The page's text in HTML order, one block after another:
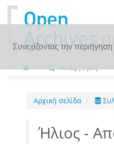
Συνεχίζοντας την
Αναζήτηση
Αρχική σελίδα
Ήλιος -